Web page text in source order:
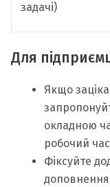
задачі)
Для
Якщо
окладною
робочий
Фіксуйте